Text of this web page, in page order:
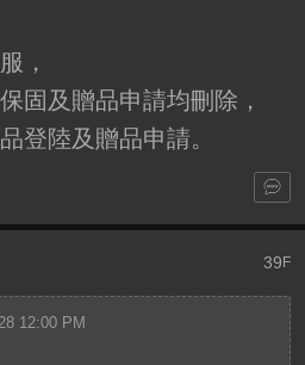
，
固及贈品申請均刪除，
登陸及贈品申請。
39 F
12:00 PM